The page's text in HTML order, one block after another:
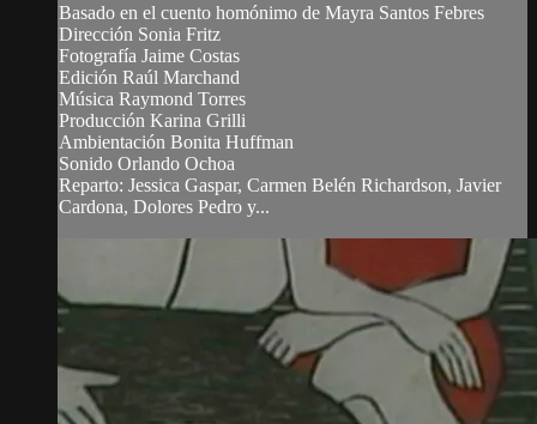
Basado en el cuento homónimo de Mayra Santos Febres
Dirección Sonia Fritz
Fotografía Jaime Costas
Edición Raúl Marchand
Música Raymond Torres
Producción Karina Grilli
Ambientación Bonita Huffman
Sonido Orlando Ochoa
Reparto: Jessica Gaspar, Carmen Belén Richardson, Javier
Cardona, Dolores Pedro y...